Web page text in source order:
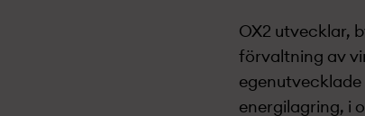
OX2 utvecklar,
förvaltning av
energilagring, i